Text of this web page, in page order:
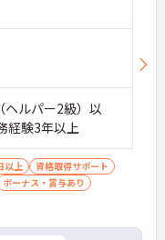
ルパー2級）以
経験3年以上
以上
資格取得サポート
ボーナス・賞与あり